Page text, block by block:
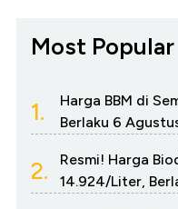
Most Popular
1.
Harga BBM di
Berlaku 6
2.
Resmi! Harga
14.924/Liter,